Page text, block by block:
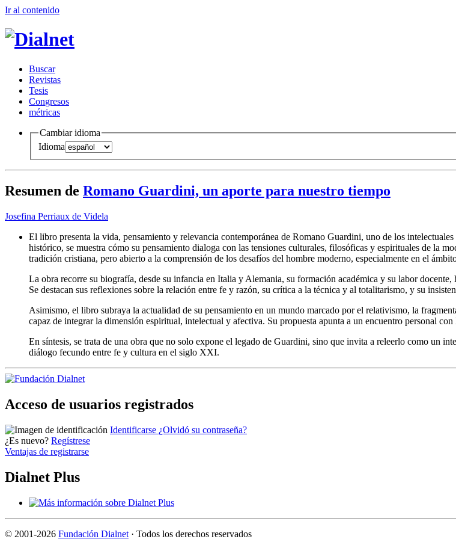
Ir al contenido
Buscar
Revistas
Tesis
Congresos
métricas
Cambiar idioma
Idioma
Resumen de Romano Guardini, un aporte para nuestro tiempo
Josefina Perriaux de Videla
El libro presenta la vida, pensamiento y relevancia contemporánea de Romano Guardini, uno de los
histórico, se muestra cómo su pensamiento dialoga con las tensiones culturales, filosóficas y espirituales de la
tradición cristiana, pero abierto a la comprensión de los desafíos del hombre moderno, especialmente en el
La obra recorre su biografía, desde su infancia en Italia y Alemania, su formación académica y su labor
Se destacan sus reflexiones sobre la relación entre fe y razón, su crítica a la técnica y al totalitarismo, y su
Asimismo, el libro subraya la actualidad de su pensamiento en un mundo marcado por el relativismo, la
capaz de integrar la dimensión espiritual, intelectual y afectiva. Su propuesta apunta a un encuentro personal
En síntesis, se trata de una obra que no solo expone el legado de Guardini, sino que invita a releerlo como un
diálogo fecundo entre fe y cultura en el siglo XXI.
Acceso de usuarios registrados
Identificarse ¿Olvidó su contraseña?
¿Es nuevo? Regístrese
Ventajas de registrarse
Dialnet Plus
© 2001-2026 Fundación Dialnet · Todos los derechos reservados